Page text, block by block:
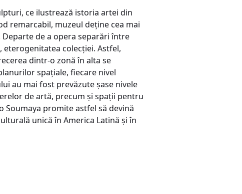
ce ilustrează istoria artei din
remarcabil, muzeul deţine cea mai
de a opera separări între
colecţiei. Astfel,
dintr-o zonă în alta se
spaţiale, fiecare nivel
au mai fost prevăzute şase nivele
de artă, precum şi spaţii pentru
promite astfel să devină
unică în America Latină şi în